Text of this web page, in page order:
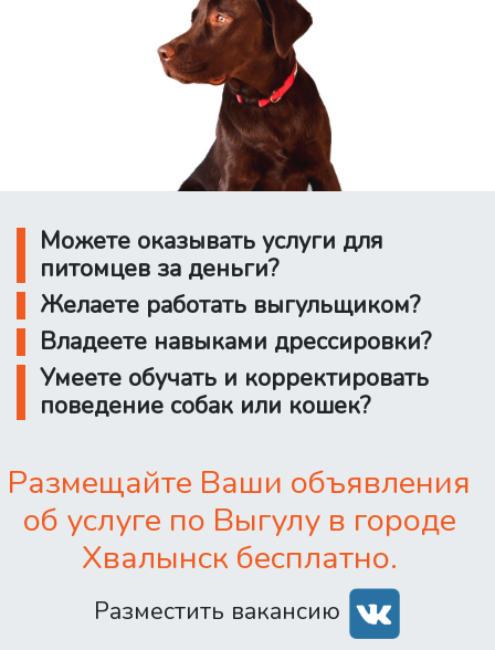
Можете оказывать услуги для
питомцев за деньги?
Желаете работать выгульщиком?
Владеете навыками дрессировки?
Умеете обучать и корректировать
поведение собак или кошек?
Размещайте Ваши объявления
об услуге по Выгулу в городе
Хвалынск бесплатно.
Разместить вакансию